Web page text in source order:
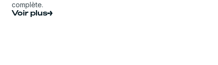
complète.
Voir plus